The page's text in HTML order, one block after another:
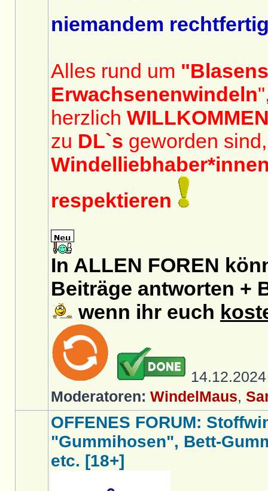
niemandem
Alles rund um
Erwachsenenwindeln
herzlich
zu DL`s geworden
respektieren
In ALLEN FOREN
Beiträge antworten +
wenn ihr euch
Moderatoren: WindelMaus,
OFFENES FORUM:
"Gummihosen", Bett-
etc. [18+]